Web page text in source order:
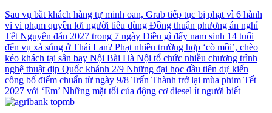
Sau vụ bắt khách hàng tự minh oan, Grab tiếp tục bị phạt vì 6 hành
vi vi phạm quyền lợi người tiêu dùng Đồng thuận phương án nghỉ
Tết Nguyên đán 2027 trong 7 ngày Điều gì đẩy nam sinh 14 tuổi
đến vụ xả súng ở Thái Lan? Phạt nhiều trường hợp ‘cò mồi’, chèo
kéo khách tại sân bay Nội Bài Hà Nội tổ chức nhiều chương trình
nghệ thuật dịp Quốc khánh 2/9 Những đại học đầu tiên dự kiến
công bố điểm chuẩn từ ngày 9/8 Trấn Thành trở lại mùa phim Tết
2027 với ‘Em’ Những mặt tối của động cơ diesel ít người biết